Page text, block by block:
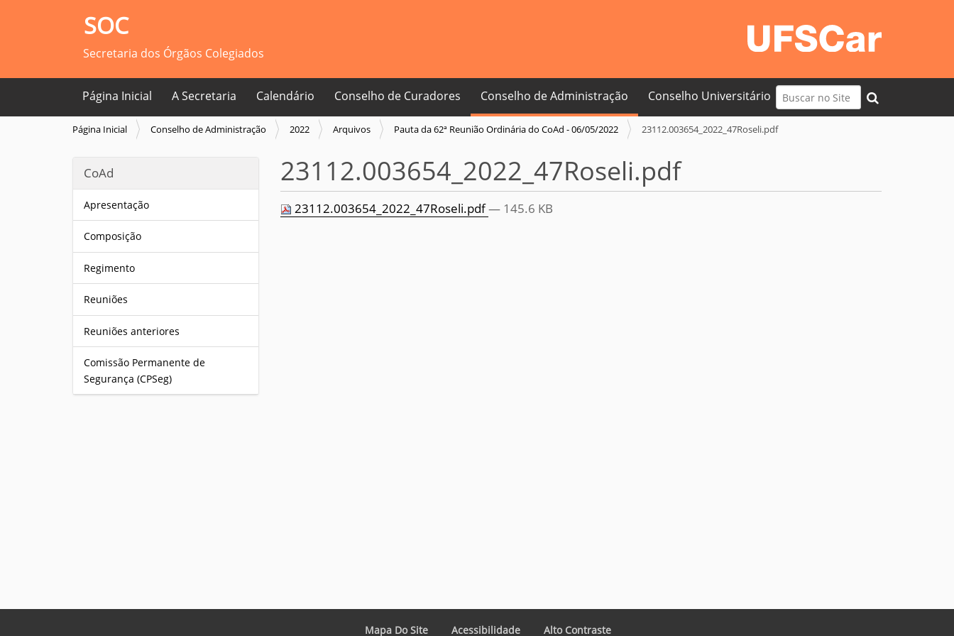
SOC
Secretaria dos Órgãos Colegiados
Busca
Busca Avançada…
Página Inicial A Secretaria Calendário Conselho de Curadores Conselho de Administração Conselho Universitário
V
e
t
Página Inicial Conselho de Administração 2022 Arquivos Pauta da 62ª Reunião Ordinária do CoAd - 06/05/2022 23112.003654_2022_47Roseli.pdf
CoAd
Apresentação
Composição
Regimento
Reuniões
Reuniões anteriores
Comissão Permanente de
Segurança (CPSeg)
23112.003654_2022_47Roseli.pdf
23112.003654_2022_47Roseli.pdf— 145.6 KB
Mapa Do Site Acessibilidade Alto Contraste